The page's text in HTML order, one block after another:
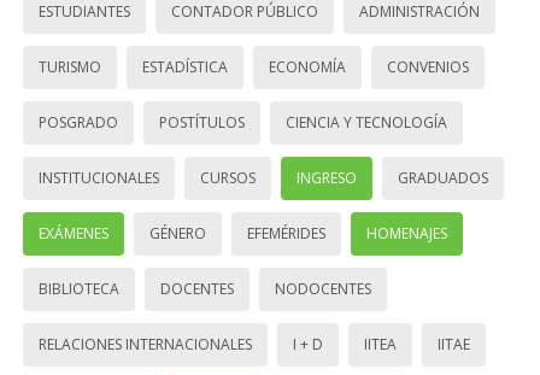
ESTUDIANTES CONTADOR PÚBLICO ADMINISTRACIÓN
TURISMO ESTADÍSTICA ECONOMÍA CONVENIOS
POSGRADO POSTÍTULOS CIENCIA Y TECNOLOGÍA
INSTITUCIONALES CURSOS INGRESO GRADUADOS
EXÁMENES GÉNERO EFEMÉRIDES HOMENAJES
BIBLIOTECA DOCENTES NODOCENTES
RELACIONES INTERNACIONALES I + D IITEA IITAE